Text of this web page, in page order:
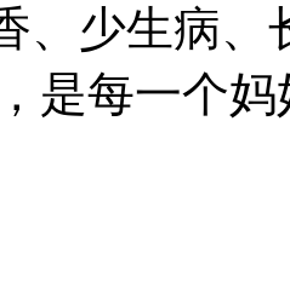
、少生病、
是每一个